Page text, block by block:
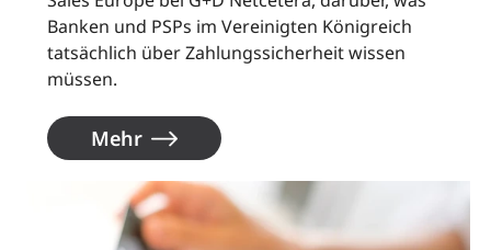
Banken und PSPs im Vereinigten Königreich
tatsächlich über Zahlungssicherheit wissen
müssen.
Mehr